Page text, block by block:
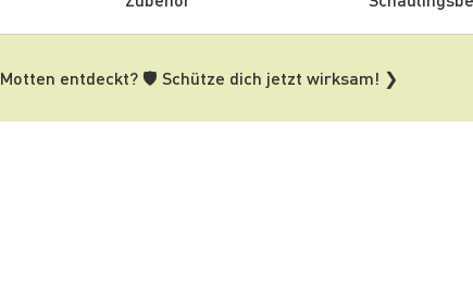
Motten entdeckt? 🛡️ Schütze dich jetzt wirksam! ❯